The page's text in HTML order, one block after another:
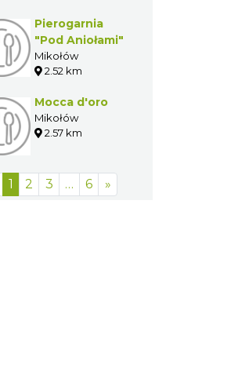
Pierogarnia
"Pod Aniołami"
Mikołów
2.52 km
Mocca d'oro
Mikołów
2.57 km
1 2 3 … 6 »